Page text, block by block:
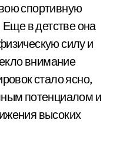
спортивную
в детстве она
силу и
внимание
стало ясно,
потенциалом и
высоких